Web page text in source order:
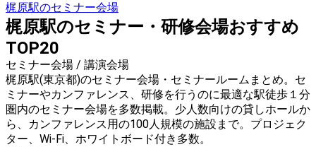
梶原駅のセミナー会場
梶原駅のセミナー・研修会場おすすめ
TOP20
セミナー会場 / 講演会場
梶原駅(東京都)のセミナー会場・セミナールームまとめ。セ
ミナーやカンファレンス、研修を行うのに最適な駅徒歩１分
圏内のセミナー会場を多数掲載。少人数向けの貸しホールか
ら、カンファレンス用の100人規模の施設まで。プロジェク
ター、Wi-Fi、ホワイトボード付き多数。